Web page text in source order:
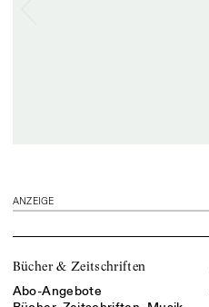
ANZEIGE
Bücher & Zeitschriften
Abo-Angebote